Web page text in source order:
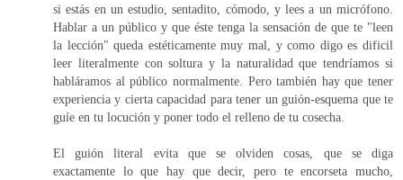
si estás en un estudio, sentadito, cómodo, y lees a un micrófono.
Hablar a un público y que éste tenga la sensación de que te "leen
la lección" queda estéticamente muy mal, y como digo es dificil
leer literalmente con soltura y la naturalidad que tendríamos si
habláramos al público normalmente. Pero también hay que tener
experiencia y cierta capacidad para tener un guión-esquema que te
guíe en tu locución y poner todo el relleno de tu cosecha.
El guión literal evita que se olviden cosas, que se diga
exactamente lo que hay que decir, pero te encorseta mucho,